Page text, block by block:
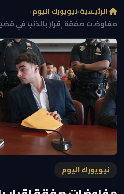
الرئيسية›نيويورك اليوم›
مفاوضات صفقة إقرار بالذنب في
نيويورك اليوم